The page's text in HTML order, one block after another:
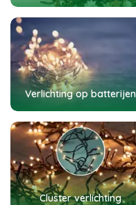
Verlichting op batterijen
Cluster verlichting